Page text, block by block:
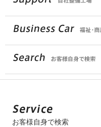
お客様自身で検索